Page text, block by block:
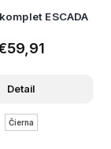
ESCADA
Detail
Čierna